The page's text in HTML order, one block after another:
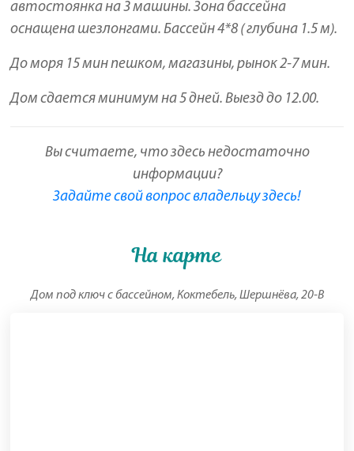
автостоянка на 3 машины. Зона бассейна
оснащена шезлонгами. Бассейн 4*8 ( глубина 1.5 м).
До моря 15 мин пешком, магазины, рынок 2-7 мин.
Дом сдается минимум на 5 дней. Выезд до 12.00.
Вы считаете, что здесь недостаточно
информации?
Задайте свой вопрос владельцу здесь!
На карте
Дом под ключ с бассейном, Коктебель, Шершнёва, 20-В